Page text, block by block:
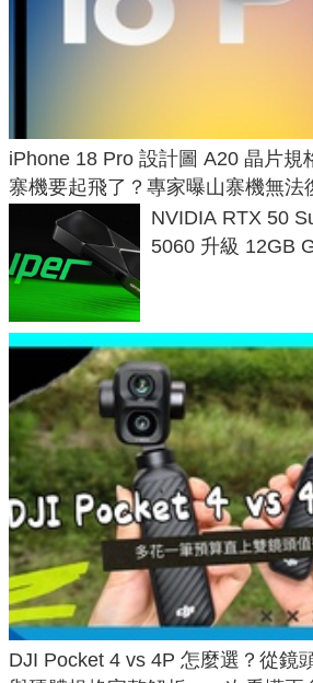
iPhone 18 Pro 設計圖 A20 晶片規
寨機要起飛了？專家曝山寨機無法
NVIDIA RTX 50
5060 升級 12GB
DJI Pocket 4 vs 4P 怎麼選？從鏡